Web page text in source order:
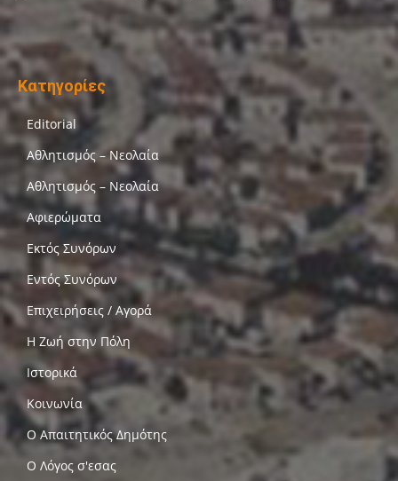
Κατηγορίες
Editorial
Αθλητισμός – Νεολαία
Αθλητισμός – Νεολαία
Αφιερώματα
Εκτός Συνόρων
Εντός Συνόρων
Επιχειρήσεις / Αγορά
Η Ζωή στην Πόλη
Ιστορικά
Κοινωνία
Ο Απαιτητικός Δημότης
Ο Λόγος σ'εσας